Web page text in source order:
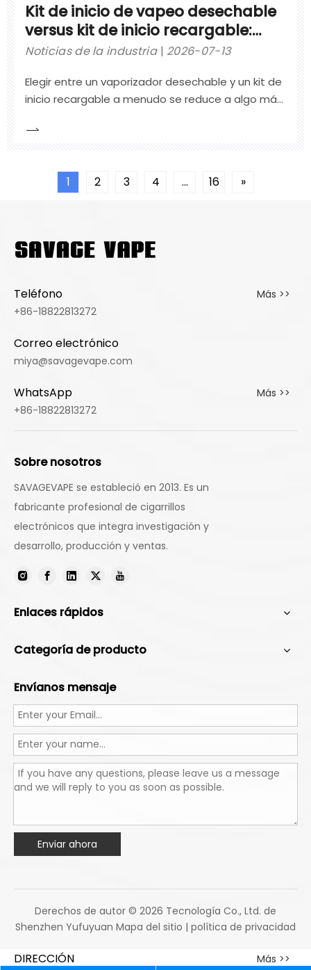
Kit de inicio de vapeo desechable
versus kit de inicio recargable:
¿cuál elegir?
Noticias de la industria 2026-07-13
Elegir entre un vaporizador desechable y un kit de
inicio recargable a menudo se reduce a algo más
1 2 3 4 ... 16 »
Teléfono
Más >>
+86-18822813272
Correo electrónico
miya@savagevape.com
WhatsApp
Más >>
+86-18822813272
Sobre nosotros
SAVAGEVAPE se estableció en 2013. Es un
fabricante profesional de cigarrillos
electrónicos que integra investigación y
desarrollo, producción y ventas.
Enlaces rápidos
Categoría de producto
Envíanos mensaje
Enviar ahora
Derechos de autor © 2026 Tecnología Co., Ltd. de
Shenzhen Yufuyuan Mapa del sitio | política de privacidad
DIRECCIÓN Más >>